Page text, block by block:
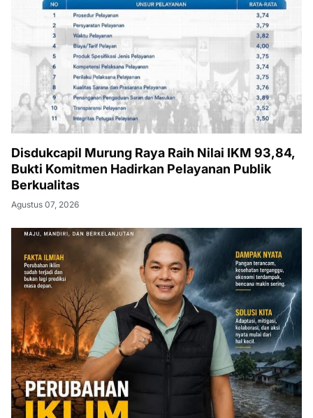
Disdukcapil Murung Raya Raih Nilai IKM 93,84,
Bukti Komitmen Hadirkan Pelayanan Publik
Berkualitas
Agustus 07, 2026